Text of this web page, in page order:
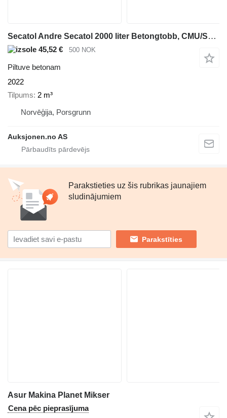
Secatol Andre Secatol 2000 liter Betongtobb, CMU/SWL 4800 kg
45,52 € 500 NOK
Piltuve betonam
2022
Tilpums 2 m³
Norvēģija, Porsgrunn
Auksjonen.no AS
Parakstieties uz šis rubrikas jaunajiem
sludinājumiem
Parakstīties
Asur Makina Planet Mikser
Cena pēc pieprasījuma